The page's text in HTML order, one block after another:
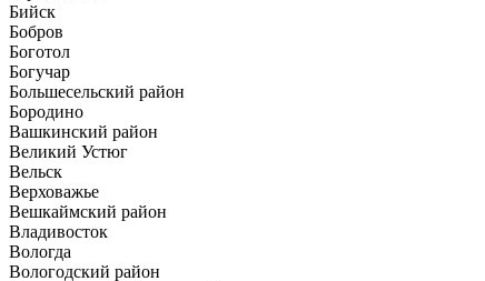
Бийск
Бобров
Боготол
Богучар
Большесельский район
Бородино
Вашкинский район
Великий Устюг
Вельск
Верховажье
Вешкаймский район
Владивосток
Вологда
Вологодский район